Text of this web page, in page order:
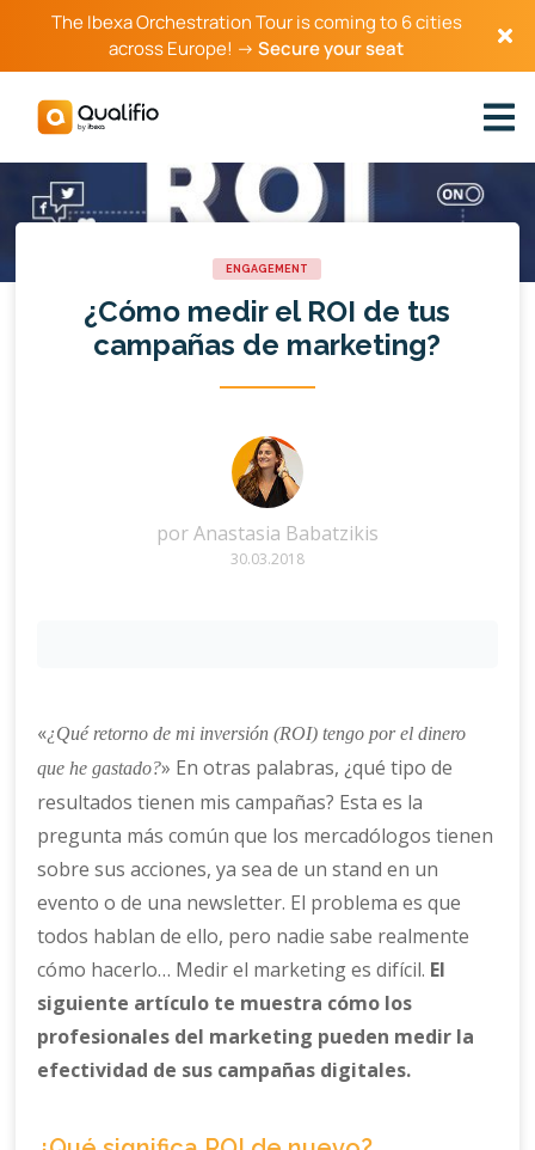
The Ibexa Orchestration Tour is coming to 6 cities
across Europe! →Secure your seat
ENGAGEMENT
¿Cómo medir el ROI de tus
campañas de marketing?
porAnastasia Babatzikis
30.03.2018
«¿Qué retorno de mi inversión (ROI) tengo por el dinero
que he gastado?» En otras palabras, ¿qué tipo de
resultados tienen mis campañas? Esta es la
pregunta más común que los mercadólogos tienen
sobre sus acciones, ya sea de un stand en un
evento o de una newsletter. El problema es que
todos hablan de ello, pero nadie sabe realmente
cómo hacerlo… Medir el marketing es difícil. El
siguiente artículo te muestra cómo los
profesionales del marketing pueden medir la
efectividad de sus campañas digitales.